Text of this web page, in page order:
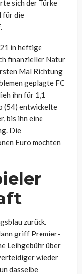
sich der Türke
für die
in heftige
finanzieller Natur
Mal Richtung
geplagte FC
ihn für 1,1
(54) entwickelte
bis ihn eine
Die
Euro mochten
zurück.
griff Premier-
Leihgebühr über
wieder
dasselbe